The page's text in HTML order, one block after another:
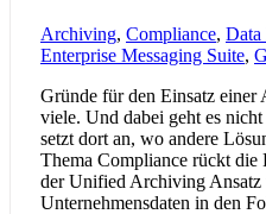
Archiving, Compliance, Data
Enterprise Messaging Suite,
Gründe für den Einsatz
viele. Und dabei geht es
setzt dort an, wo andere
Thema Compliance rückt
der Unified Archiving
Unternehmensdaten in den